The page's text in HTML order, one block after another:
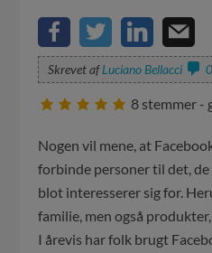
Skrevet afLuciano Bellacci
8 stemmer -
Nogen vil mene, at
forbinde personer til det,
blot interesserer sig for.
familie, men også
I årevis har folk brugt